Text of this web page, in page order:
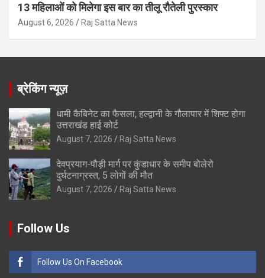
13 महिलाओं को मिलेगा इस बार का तीलू रौतेली पुरस्कार
August 6, 2026 Raj Satta News
ब्रेकिंग न्यूज़
धामी कैबिनेट का फैसला, हल्द्वानी के गौलापार में शिफ्ट होगा
उत्तराखंड हाई कोर्ट
August 7, 2026 Raj Satta News
देवप्रयाग-पौड़ी मार्ग पर कुंडाधार के समीप बोलेरो
दुर्घटनाग्रस्त, 5 लोगों की मौत
August 7, 2026 Raj Satta News
Follow Us
Follow Us On Facebook